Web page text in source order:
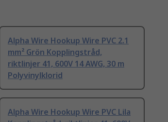
Alpha Wire Hookup Wire PVC 2.1
mm² Grön Kopplingstråd,
riktlinjer 41, 600V 14 AWG, 30 m
Polyvinylklorid
Alpha Wire Hookup Wire PVC Lila